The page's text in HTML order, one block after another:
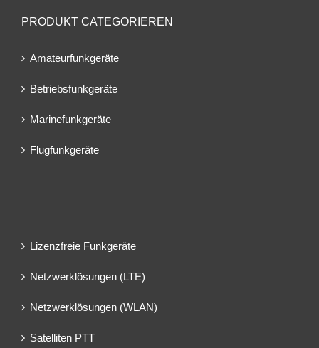
PRODUKT CATEGORIEREN
Amateurfunkgeräte
Betriebsfunkgeräte
Marinefunkgeräte
Flugfunkgeräte
Lizenzfreie Funkgeräte
Netzwerklösungen (LTE)
Netzwerklösungen (WLAN)
Satelliten PTT